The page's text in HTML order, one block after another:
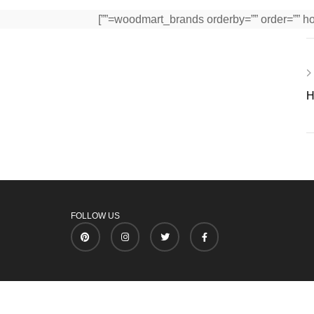
FOLLOW US